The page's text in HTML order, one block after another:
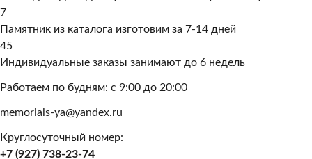
7
Памятник из каталога изготовим за 7-14 дней
45
Индивидуальные заказы занимают до 6 недель
Работаем по будням: с 9:00 до 20:00
memorials-ya@yandex.ru
Круглосуточный номер:
+7 (927) 738-23-74